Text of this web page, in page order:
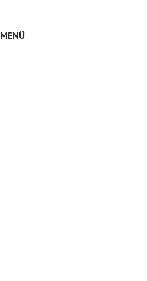
MENÜ